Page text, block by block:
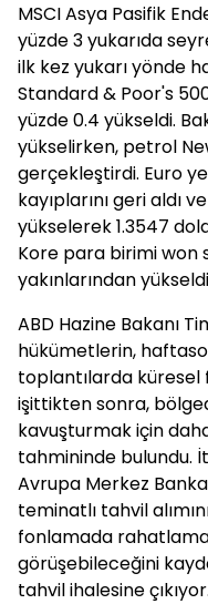
MSCI Asya Pasifik
yüzde 3 yukarıda
ilk kez yukarı yönde
Standard & Poor's
yüzde 0.4 yükseldi.
yükselirken, petrol
gerçekleştirdi. Euro
kayıplarını geri aldı
yükselerek 1.3547
Kore para birimi won
yakınlarından
ABD Hazine Bakanı
hükümetlerin,
toplantılarda küresel
işittikten sonra,
kavuşturmak için
tahmininde bulundu.
Avrupa Merkez
teminatlı tahvil
fonlamada
görüşebileceğini
tahvil ihalesine çıkıyor.